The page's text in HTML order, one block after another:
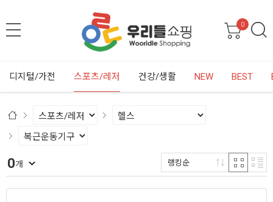
0
디지털/가전 스포츠/레저 건강/생활 NEW BEST
0개 랭킹순